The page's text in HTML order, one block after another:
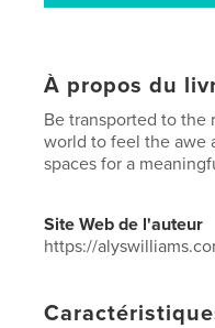
À propos du
Be transported to the
world to feel the awe
spaces for a
Site Web de l'auteur
https://